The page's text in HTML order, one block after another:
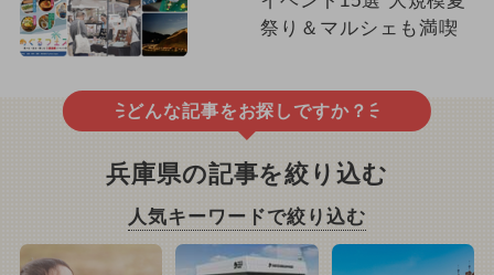
祭り＆マルシェも満喫
どんな記事をお探しですか？
兵庫県の記事を絞り込む
人気キーワードで絞り込む